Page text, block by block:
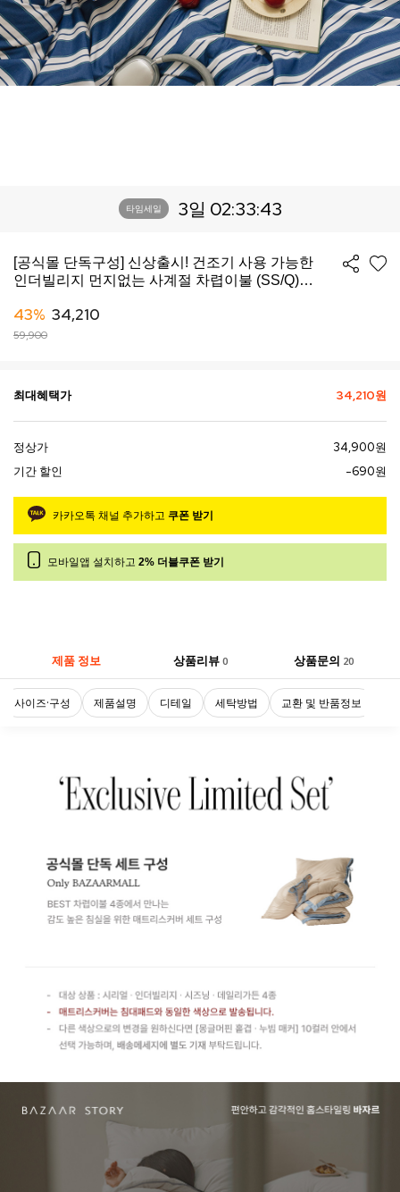
타임세일 3일 02:33:40
[공식몰 단독구성] 신상출시! 건조기 사용 가능한
인더빌리지 먼지없는 사계절 차렵이불 (SS/Q)
43% 34,210
59,900
최대혜택가 34,210원
정상가
34,900원
기간 할인
-690원
카카오톡 채널 추가하고 쿠폰 받기
모바일앱 설치하고 2% 더블쿠폰 받기
제품 정보 상품리뷰 0 상품문의 20
사이즈·구성 제품설명 디테일 세탁방법 교환 및 반품정보